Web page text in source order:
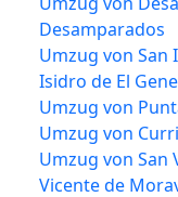
Desamparados
Umzug von San
Isidro de El
Umzug von
Umzug von
Umzug von San
Vicente de